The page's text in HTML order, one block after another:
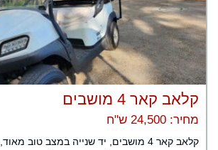
קלאב קאר 4 מושבים
מחיר: 24,500 ש"ח
קלאב קאר 4 מושבים, יד שנייה במצב טוב